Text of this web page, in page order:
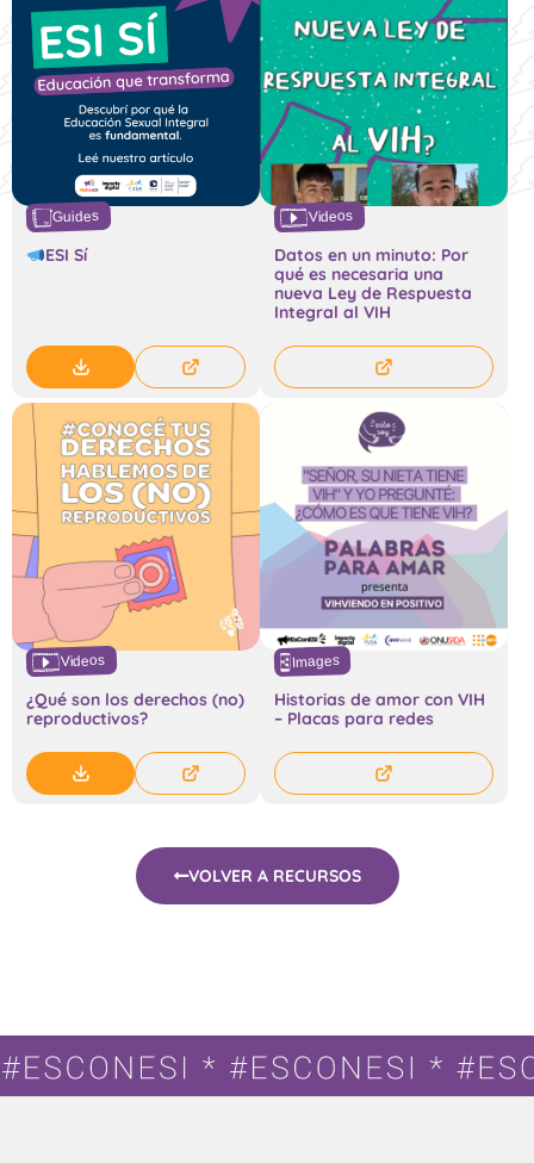
Guides
ESI Sí
Videos
Datos en un minuto: Por
qué es necesaria una
nueva Ley de Respuesta
Integral al VIH
Videos
¿Qué son los derechos (no)
reproductivos?
Images
Historias de amor con VIH
– Placas para redes
VOLVER A RECURSOS